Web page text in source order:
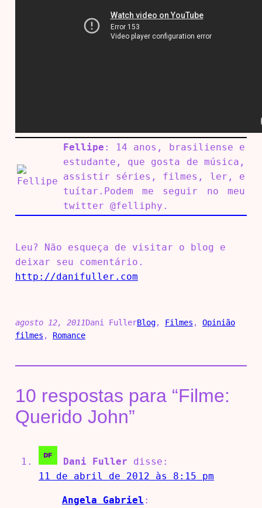
Fellipe : 14 anos, brasiliense e
estudante, que gosta de música,
assistir séries, filmes, ler, e
tuítar.Podem me seguir no meu
twitter @felliphy.
Leu? Não esqueça de visitar o blog e
deixar seu comentário.
http://danifuller.com
agosto 12, 2011Dani FullerBlog, Filmes , Opinião
filmes , Romance
10 respostas para “Filme:
Querido John”
Dani Fuller
disse:
11 de abril de 2012 às 8:15 pm
Angela Gabriel :